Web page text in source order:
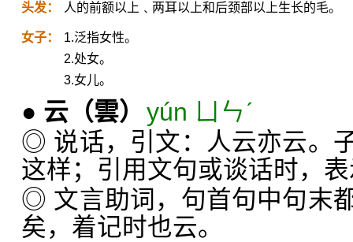
头发： 人的前额以上﹑两耳以上和后颈部以上生长的毛。
女子：
1.泛指女性。
2.处女。
3.女儿。
● 云 （雲） yún ㄩㄣˊ
◎ 说话，引文：人云亦云。
这样；引用文句或谈话时，
◎ 文言助词，句首句中句末
矣，着记时也云。